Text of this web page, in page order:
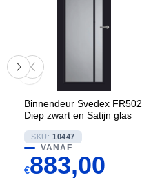
Binnendeur Svedex FR502
Diep zwart en Satijn glas
SKU: 10447
VANAF
€883,00